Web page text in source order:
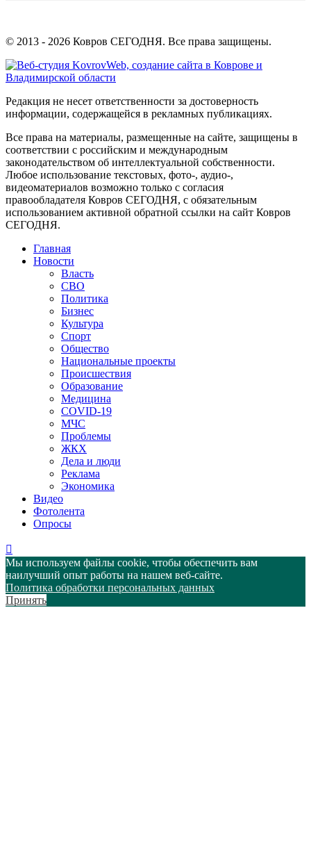
© 2013 - 2026 Ковров СЕГОДНЯ. Все права защищены.
Редакция не несет ответственности за достоверность
информации, содержащейся в рекламных публикациях.
Все права на материалы, размещенные на сайте, защищены в
соответствии с российским и международным
законодательством об интеллектуальной собственности.
Любое использование текстовых, фото-, аудио-,
видеоматериалов возможно только с согласия
правообладателя Ковров СЕГОДНЯ, с обязательным
использованием активной обратной ссылки на сайт Ковров
СЕГОДНЯ.
Главная
Новости
Власть
СВО
Политика
Бизнес
Культура
Спорт
Общество
Национальные проекты
Происшествия
Образование
Медицина
COVID-19
МЧС
Проблемы
ЖКХ
Дела и люди
Реклама
Экономика
Видео
Фотолента
Опросы
Мы используем файлы cookie, чтобы обеспечить вам
наилучший опыт работы на нашем веб-сайте.
Политика обработки персональных данных
Принять